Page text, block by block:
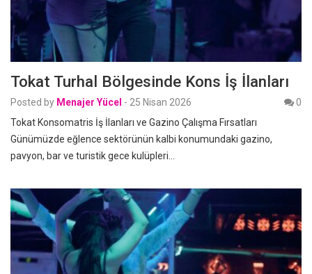
Tokat Turhal Bölgesinde Kons İş İlanları
Posted by Menajer Yücel - 25 Nisan 2026
0
Tokat Konsomatris İş İlanları ve Gazino Çalışma Fırsatları
Günümüzde eğlence sektörünün kalbi konumundaki gazino,
pavyon, bar ve turistik gece kulüpleri…